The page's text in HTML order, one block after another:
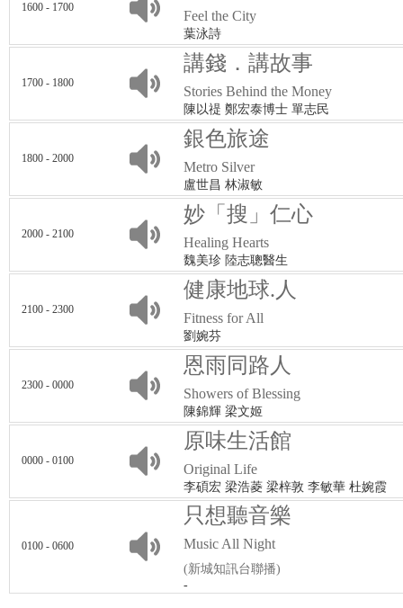
1600 - 1700
Feel the City
葉泳詩
1700 - 1800
講錢．講故事
Stories Behind the Money
陳以禔 鄭宏泰博士 單志民
1800 - 2000
銀色旅途
Metro Silver
盧世昌 林淑敏
2000 - 2100
妙「搜」仁心
Healing Hearts
魏美珍 陸志聰醫生
2100 - 2300
健康地球.人
Fitness for All
劉婉芬
2300 - 0000
恩雨同路人
Showers of Blessing
陳錦輝 梁文姬
0000 - 0100
原味生活館
Original Life
李碩宏 梁浩菱 梁梓敦 李敏華 杜婉霞
0100 - 0600
只想聽音樂
Music All Night
(新城知訊台聯播)
-